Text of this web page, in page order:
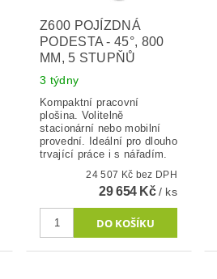
Z600 POJÍZDNÁ
PODESTA - 45°, 800
MM, 5 STUPŇŮ
3 týdny
Kompaktní pracovní
plošina. Volitelně
stacionární nebo mobilní
provední. Ideální pro dlouho
trvající práce i s nářadím.
24 507 Kč bez DPH
29 654 Kč/ ks